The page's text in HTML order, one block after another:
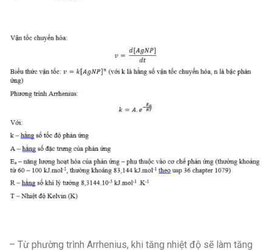
– Từ phường trình Arrhenius, khi tăng nhiệt độ sẽ làm tăng